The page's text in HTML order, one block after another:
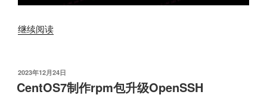
继续阅读“MySQL
复
制
发
布
于
2023年12月24日
CentOS7制作rpm包升级OpenSSH